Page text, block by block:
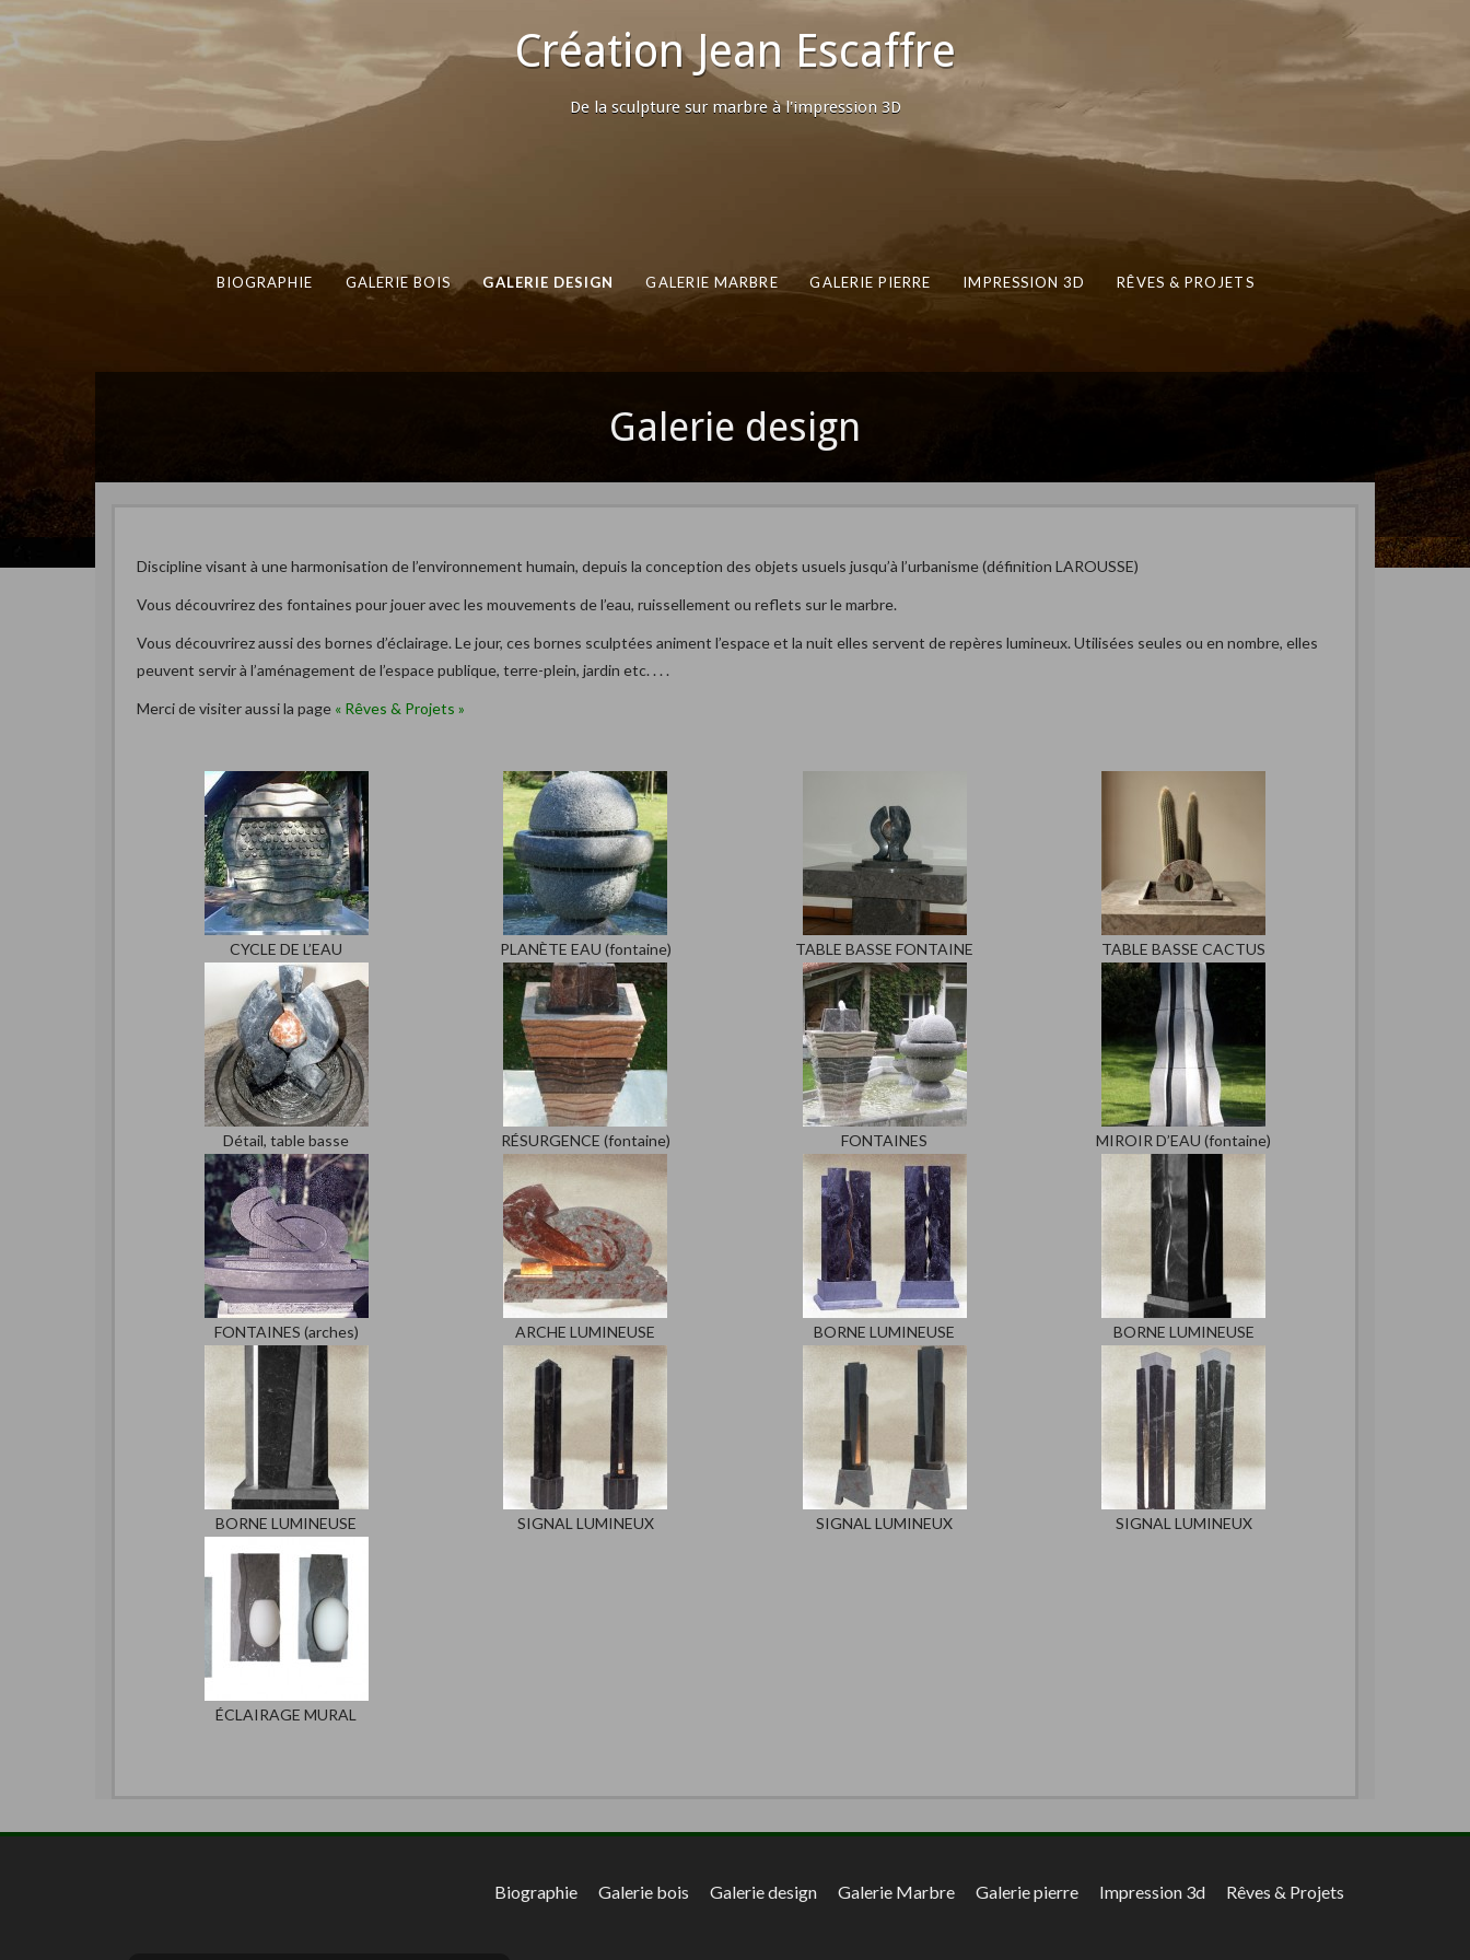
Création Jean Escaffre
De la sculpture sur marbre à l'impression 3D
BIOGRAPHIE GALERIE BOIS GALERIE DESIGN GALERIE MARBRE GALERIE PIERRE IMPRESSION 3D RÊVES & PROJETS
Galerie design
Discipline visant à une harmonisation de l’environnement humain, depuis la conception des objets usuels jusqu’à l’urbanisme (définition LAROUSSE)
Vous découvrirez des fontaines pour jouer avec les mouvements de l’eau, ruissellement ou reflets sur le marbre.
Vous découvrirez aussi des bornes d’éclairage. Le jour, ces bornes sculptées animent l’espace et la nuit elles servent de repères lumineux. Utilisées seules ou en nombre, elles
peuvent servir à l’aménagement de l’espace publique, terre-plein, jardin etc. . . .
Merci de visiter aussi la page « Rêves & Projets »
CYCLE DE L’EAU PLANÈTE EAU (fontaine) TABLE BASSE FONTAINE TABLE BASSE CACTUS
Détail, table basse RÉSURGENCE (fontaine) FONTAINES MIROIR D’EAU (fontaine)
FONTAINES (arches) ARCHE LUMINEUSE BORNE LUMINEUSE BORNE LUMINEUSE
BORNE LUMINEUSE SIGNAL LUMINEUX SIGNAL LUMINEUX SIGNAL LUMINEUX
ÉCLAIRAGE MURAL
Biographie Galerie bois Galerie design Galerie Marbre Galerie pierre Impression 3d Rêves & Projets